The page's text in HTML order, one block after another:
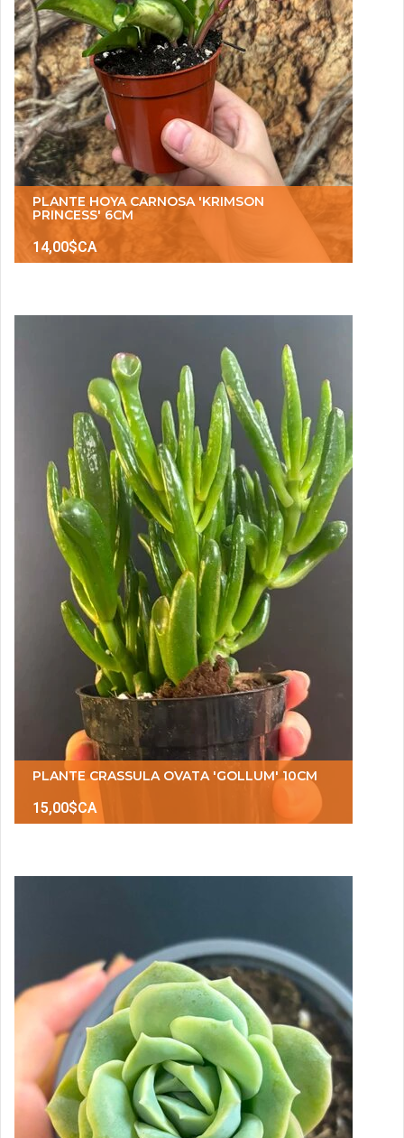
PLANTE HOYA CARNOSA 'KRIMSON
PRINCESS' 6CM
14,00$CA
PLANTE CRASSULA OVATA 'GOLLUM' 10CM
15,00$CA